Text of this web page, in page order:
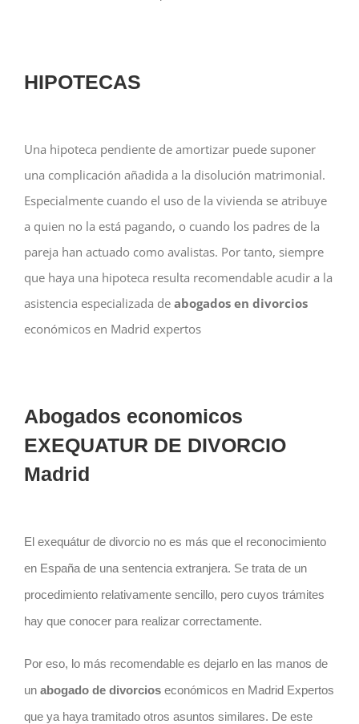
HIPOTECAS
Una hipoteca pendiente de amortizar puede suponer
una complicación añadida a la disolución matrimonial.
Especialmente cuando el uso de la vivienda se atribuye
a quien no la está pagando, o cuando los padres de la
pareja han actuado como avalistas. Por tanto, siempre
que haya una hipoteca resulta recomendable acudir a la
asistencia especializada de abogados en divorcios
económicos en Madrid expertos
Abogados economicos
EXEQUATUR DE DIVORCIO
Madrid
El exequátur de divorcio no es más que el reconocimiento
en España de una sentencia extranjera. Se trata de un
procedimiento relativamente sencillo, pero cuyos trámites
hay que conocer para realizar correctamente.
Por eso, lo más recomendable es dejarlo en las manos de
un abogado de divorcioseconómicos en Madrid Expertos
que ya haya tramitado otros asuntos similares. De este